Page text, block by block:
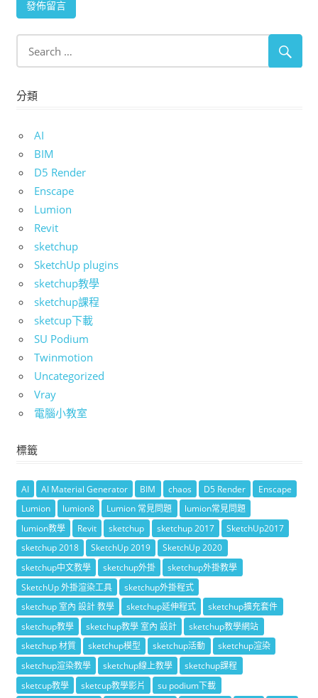
分類
AI
BIM
D5 Render
Enscape
Lumion
Revit
sketchup
SketchUp plugins
sketchup教學
sketchup課程
sketcup下載
SU Podium
Twinmotion
Uncategorized
Vray
電腦小教室
標籤
AI AI Material Generator BIM chaos D5 Render
Enscape
Lumion
lumion8 Lumion 常見問題
lumion常見問題
lumion教學
Revit sketchup sketchup 2017
SketchUp2017
sketchup 2018
SketchUp 2019
SketchUp 2020
sketchup中文教學
sketchup外掛
sketchup外掛教學
SketchUp 外掛渲染工具
sketchup外掛程式
sketchup 室內 設計 教學
sketchup延伸程式
sketchup擴充套件
sketchup教學
sketchup教學 室內 設計
sketchup教學網站
sketchup 材質
sketchup模型 sketchup活動
sketchup渲染
sketchup渲染教學
sketchup線上教學
sketchup課程
sketcup教學
sketcup教學影片
su podium下載